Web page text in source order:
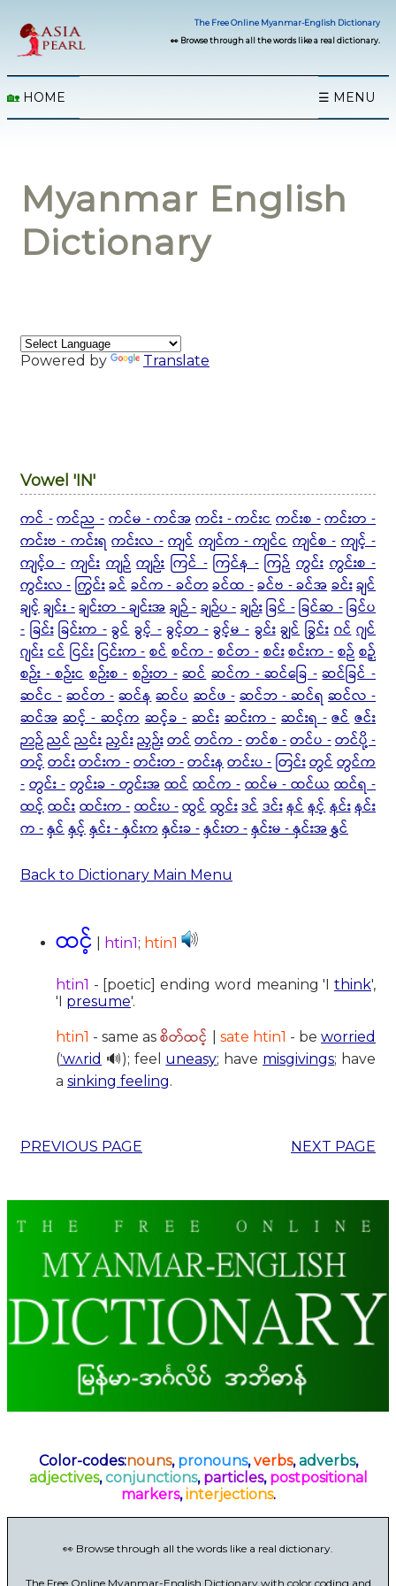
The Free Online Myanmar-English Dictionary
👀 Browse through all the words like a real dictionary.
🏡 HOME ☰ MENU
Myanmar English
Dictionary
Powered by Translate
Vowel 'IN'
ကင် -ကင်ည -ကင်မ - ကင်အကင်း - ကင်းငကင်းစ -ကင်းတ -
ကင်းဗ - ကင်းရ ကင်းလ - ကျင် ကျင်က - ကျင်င ကျင်စ - ကျင့် -
ကျင့်ဝ - ကျင်း ကျဉ် ကျဉ်း ကြင် - ကြင်န - ကြဉ် ကွင်း ကွင်းစ -
ကွင်းလ -ကြွင်းခင်ခင်က - ခင်တခင်ထ -ခင်ဗ - ခင်အခင်းချင်
ချင့်ချင်း -ချင်းတ - ချင်းအချဉ် -ချဉ်ပ -ချဉ်းခြင် -ခြင်ဆ -ခြင်ပ
- ခြင်း ခြင်းက - ခွင် ခွင့် - ခွင့်တ - ခွင့်မ - ခွင်း ချွင် ခြွင်း ဂင် ဂျင်
ဂျင်းငင် ငြင်း ငြင်းက -စင်စင်က -စင်တ -စင်းစင်းက -စဉ်စဉ့်
စဉ်း - စဉ်းင စဉ်းစ - စဉ်းတ - ဆင် ဆင်က -ဆင်ခြေ - ဆင်ခြင် -
ဆင်င - ဆင်တ - ဆင်န ဆင်ပ ဆင်ဖ - ဆင်ဘ - ဆင်ရ ဆင်လ -
ဆင်အ ဆင့် - ဆင့်က ဆင့်ခ - ဆင်း ဆင်းက - ဆင်းရ - ဇင် ဇင်း
ဉာဉ်ညင်ညင်းညှင်းညှဉ်းတင်တင်က -တင်စ -တင်ပ -တင်ပို့ -
တင့်တင်းတင်းက -တင်းတ -တင်းနတင်းပ -တြင်းတွင်တွင်က
- တွင်း - တွင်းခ - တွင်းအ ထင် ထင်က - ထင်မ - ထင်ယ ထင်ရ -
ထင့်ထင်းထင်းက -ထင်းပ -ထွင်ထွင်းဒင်ဒင်းနင်နင့်နင်းနင်း
က -နှင်နှင့်နှင်း - နှင်းကနှင်းခ -နှင်းတ -နှင်းမ - နှင်းအနွှင်
Back to Dictionary Main Menu
ထင့် htin1; htin1
htin1 - [poetic] ending word meaning 'I think',
'I presume'.
htin1 - same asစိတ်ထင့် sate htin1 - beworried
(ˈwʌrid 🔊); feel uneasy; have misgivings; have
a sinking feeling.
PREVIOUS PAGE NEXT PAGE
Color-codes:nouns, pronouns,verbs,adverbs,
adjectives,conjunctions, particles, postpositional
markers,interjections.
👀 Browse through all the words like a real dictionary.
The Free Online Myanmar-English Dictionary with color coding and